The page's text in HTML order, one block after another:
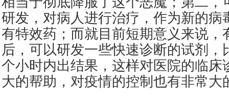
研发，对病人进行治疗，作为新的病
有特效药；而就目前短期意义来说，
后，可以研发一些快速诊断的试剂，
个小时内出结果，这样对医院的临床
大的帮助，对疫情的控制也有非常大